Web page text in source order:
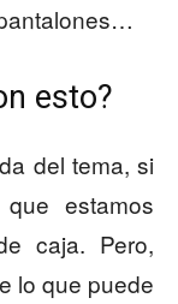
esto?
del tema, si
estamos
caja. Pero,
lo que puede